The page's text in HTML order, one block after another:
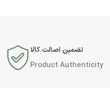
تضمین اصالت کالا
Product Authenticity